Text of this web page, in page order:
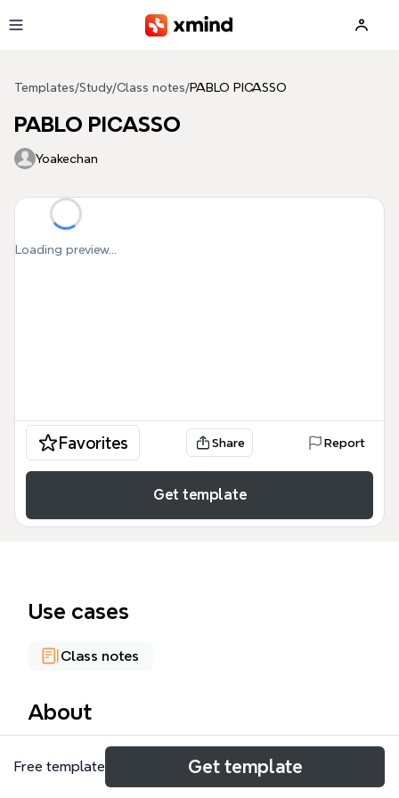
Templates/Study/Class notes/PABLO PICASSO
PABLO PICASSO
Yoakechan
Loading preview...
Favorites Share Report
Get template
Use cases
Class notes
About
El mapa mental 'PABLO PICASSO' es una línea de
tiempo visual que recorre la vida y obra del artista
Free template Get template